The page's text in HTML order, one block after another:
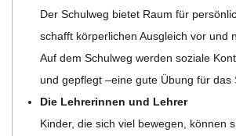
Der Schul­weg bie­tet Raum für
schafft kör­per­li­chen Aus­gleich vor und
Auf dem Schul­weg wer­den soziale
und gepflegt –eine gute Übung für das
Die Leh­re­rin­nen und Lehrer
Kin­der, die sich viel bewe­gen, kön­nen